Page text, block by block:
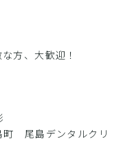
方、大歓迎！
町 尾島デンタルクリ